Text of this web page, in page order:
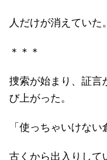
人だけが消えていた。
＊＊＊
捜索が始まり、証言
び上がった。
「使っちゃいけない
古くから出入りして